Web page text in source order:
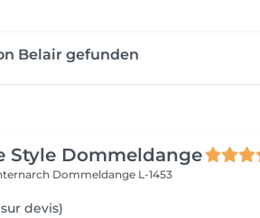
Belair gefunden
Style Dommeldange
Dommeldange L-1453
devis)